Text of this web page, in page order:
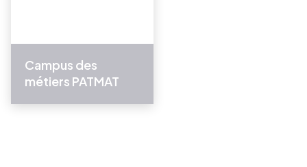
Campus des
métiers PATMAT